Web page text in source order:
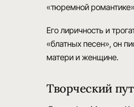
«тюремной
Его лиричность и
«блатных песен», он
матери и женщине.
Творческий